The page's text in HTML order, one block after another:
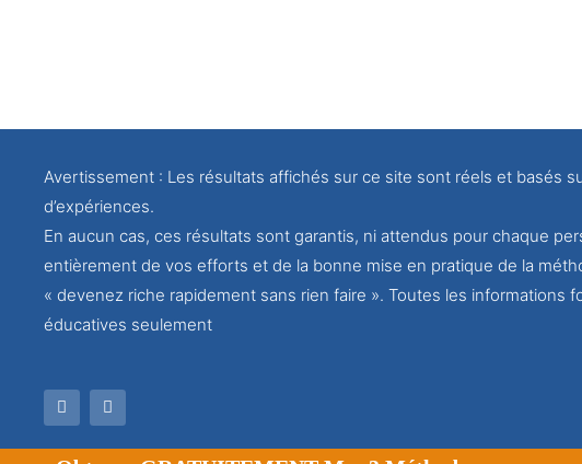
Avertissement : Les résultats affichés sur ce site sont réels et basés
d’expériences.
En aucun cas, ces résultats sont garantis, ni attendus pour chaque
entièrement de vos efforts et de la bonne mise en pratique de la
« devenez riche rapidement sans rien faire ». Toutes les informations
éducatives seulement